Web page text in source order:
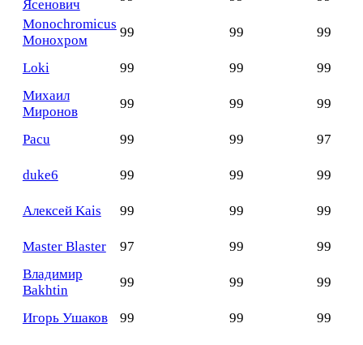
Ясенович
Monochromicus
Монохром
99 99 99
Loki 99 99
99
Михаил
Миронов
99 99 99
Pacu 99 99 97
duke6 99 99 99
Алексей Kais 99 99 99
Master Blaster 97 99
99
Владимир
Bakhtin
99 99 99
Игорь Ушаков 99 99 99